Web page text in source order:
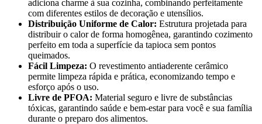
adiciona charme à sua cozinha, combinando perfeitamente
com diferentes estilos de decoração e utensílios.
Distribuição Uniforme de Calor: Estrutura projetada para
distribuir o calor de forma homogênea, garantindo cozimento
perfeito em toda a superfície da tapioca sem pontos
queimados.
Fácil Limpeza: O revestimento antiaderente cerâmico
permite limpeza rápida e prática, economizando tempo e
esforço após o uso.
Livre de PFOA: Material seguro e livre de substâncias
tóxicas, garantindo saúde e bem-estar para você e sua família
durante o preparo dos alimentos.